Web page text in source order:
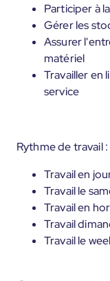
Participer à
Gérer les
Assurer
matériel
Travailler en
service
Rythme de travail :
Travail en
Travail le
Travail en
Travail
Travail le